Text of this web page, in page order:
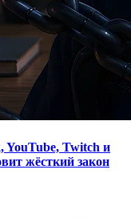
YouTube, Twitch и
жёсткий закон